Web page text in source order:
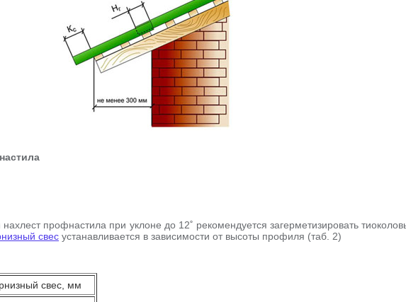
профнастила при уклоне до 12˚ рекомендуется загерметизировать
свес устанавливается в зависимости от высоты профиля (таб. 2)
свес, мм